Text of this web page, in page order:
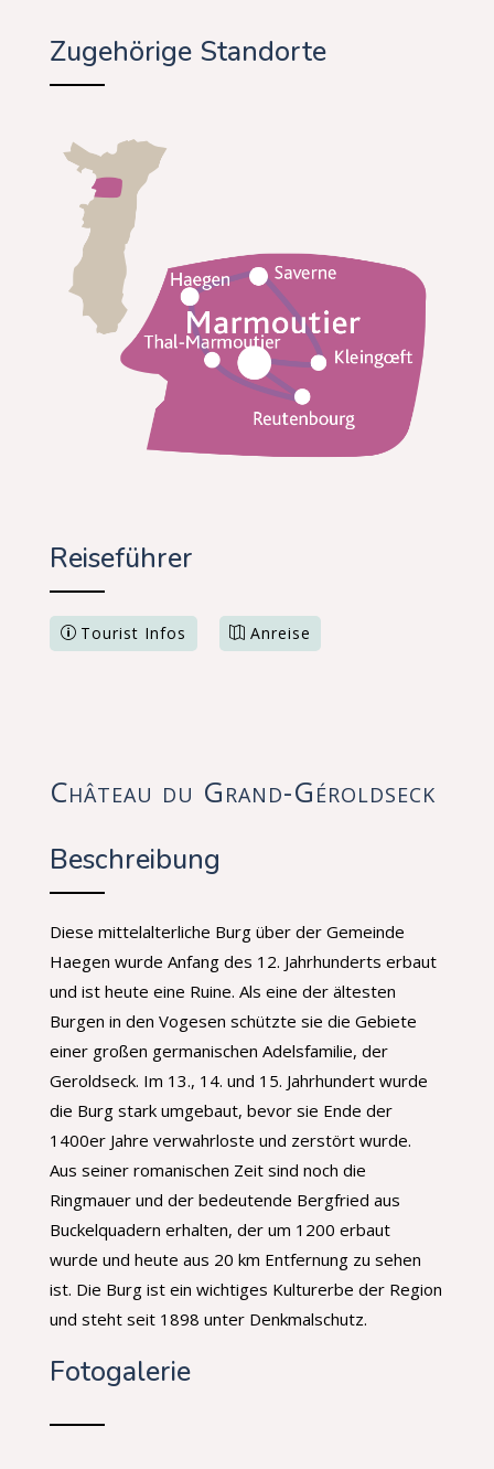
Zugehörige Standorte
Reiseführer
Tourist Infos Anreise
Château du Grand-Géroldseck
Beschreibung
Diese mittelalterliche Burg über der Gemeinde
Haegen wurde Anfang des 12. Jahrhunderts erbaut
und ist heute eine Ruine. Als eine der ältesten
Burgen in den Vogesen schützte sie die Gebiete
einer großen germanischen Adelsfamilie, der
Geroldseck. Im 13., 14. und 15. Jahrhundert wurde
die Burg stark umgebaut, bevor sie Ende der
1400er Jahre verwahrloste und zerstört wurde.
Aus seiner romanischen Zeit sind noch die
Ringmauer und der bedeutende Bergfried aus
Buckelquadern erhalten, der um 1200 erbaut
wurde und heute aus 20 km Entfernung zu sehen
ist. Die Burg ist ein wichtiges Kulturerbe der Region
und steht seit 1898 unter Denkmalschutz.
Fotogalerie